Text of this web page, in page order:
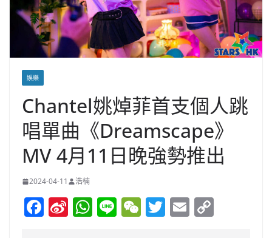
娛樂
Chantel姚焯菲首支個人跳
唱單曲《Dreamscape》
MV 4月11日晚強勢推出
2024-04-11 浩楠
F Si W Li W T E